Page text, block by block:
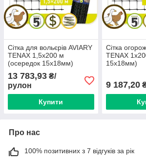
Сітка для вольєрів AVIARY
TENAX 1,5х200 м
(осередок 15х18мм)
13 783,93 ₴/
рулон
Купити
Сітка
TENAX
15х18мм)
9 187,20
Про нас
100% позитивних з 7 відгуків за рік